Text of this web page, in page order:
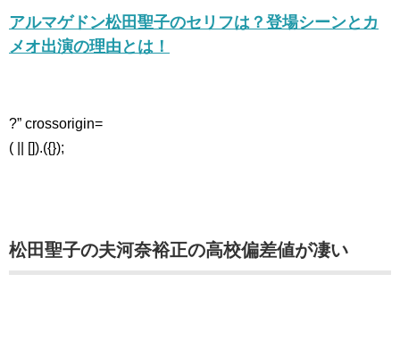
アルマゲドン松田聖子のセリフは？登場シーンとカ
メオ出演の理由とは！
?” crossorigin=
( || []).({});
松田聖子の夫河奈裕正の高校偏差値が凄い